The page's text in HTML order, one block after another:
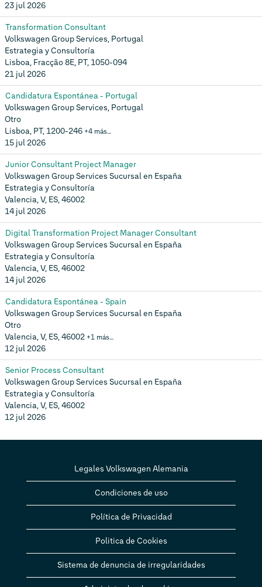
23 jul 2026
Transformation Consultant
Volkswagen Group Services, Portugal
Estrategia y Consultoría
Lisboa, Fracção 8E, PT, 1050-094
21 jul 2026
Candidatura Espontánea - Portugal
Volkswagen Group Services, Portugal
Otro
Lisboa, PT, 1200-246 +4 más…
15 jul 2026
Junior Consultant Project Manager
Volkswagen Group Services Sucursal en España
Estrategia y Consultoría
Valencia, V, ES, 46002
14 jul 2026
Digital Transformation Project Manager Consultant
Volkswagen Group Services Sucursal en España
Estrategia y Consultoría
Valencia, V, ES, 46002
14 jul 2026
Candidatura Espontánea - Spain
Volkswagen Group Services Sucursal en España
Otro
Valencia, V, ES, 46002 +1 más…
12 jul 2026
Senior Process Consultant
Volkswagen Group Services Sucursal en España
Estrategia y Consultoría
Valencia, V, ES, 46002
12 jul 2026
Legales Volkswagen Alemania
Condiciones de uso
Política de Privacidad
Politica de Cookies
Sistema de denuncia de irregularidades